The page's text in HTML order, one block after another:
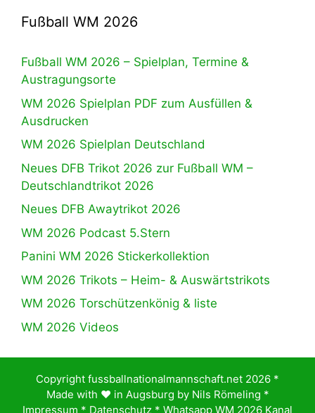
Fußball WM 2026
Fußball WM 2026 – Spielplan, Termine &
Austragungsorte
WM 2026 Spielplan PDF zum Ausfüllen &
Ausdrucken
WM 2026 Spielplan Deutschland
Neues DFB Trikot 2026 zur Fußball WM –
Deutschlandtrikot 2026
Neues DFB Awaytrikot 2026
WM 2026 Podcast 5.Stern
Panini WM 2026 Stickerkollektion
WM 2026 Trikots – Heim- & Auswärtstrikots
WM 2026 Torschützenkönig & liste
WM 2026 Videos
Copyright fussballnationalmannschaft.net 2026 *
Made with ♥️ in Augsburg by Nils Römeling *
Impressum * Datenschutz * Whatsapp WM 2026 Kanal